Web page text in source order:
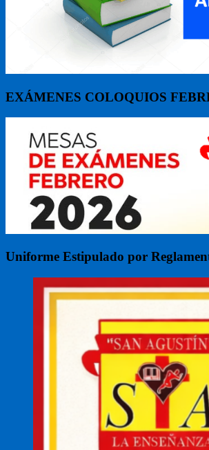
EXÁMENES COLOQUIOS
Uniforme Estipulado por